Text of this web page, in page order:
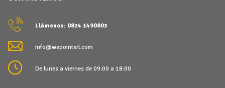
Llámenos: 0824 1490803
info@wepointsrl.com
De lunes a viernes de 09:00 a 18:00